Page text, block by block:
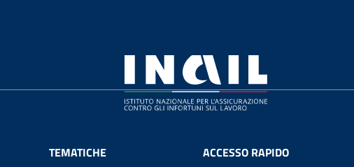
TEMATICHE
ACCESSO RAPIDO